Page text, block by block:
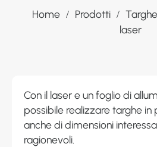
Home Prodotti
laser
Con il laser e un foglio di
possibile realizzare targhe in
anche di dimensioni
ragionevoli.